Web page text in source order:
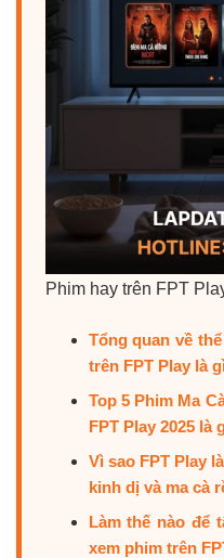
Phim hay trên FPT
Tổng quan về
trên FPT Play là
Top 5 Phim Ma
FPT Play 2025 là
Vì sao FPT Play
kinh dị và ma cà
Làm thế nào để
xem phim trên